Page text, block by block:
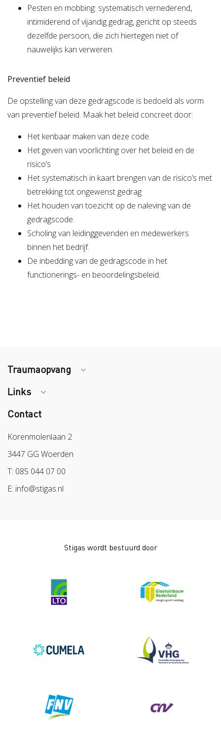
Pesten en mobbing: systematisch vernederend,
intimiderend of vijandig gedrag, gericht op steeds
dezelfde persoon, die zich hiertegen niet of
nauwelijks kan verweren.
Preventief beleid
De opstelling van deze gedragscode is bedoeld als vorm
van preventief beleid. Maak het beleid concreet door:
Het kenbaar maken van deze code.
Het geven van voorlichting over het beleid en de
risico’s
Het systematisch in kaart brengen van de risico’s met
betrekking tot ongewenst gedrag
Het houden van toezicht op de naleving van de
gedragscode.
Scholing van leidinggevenden en medewerkers
binnen het bedrijf.
De inbedding van de gedragscode in het
functionerings- en beoordelingsbeleid.
Traumaopvang
Tips arbocatalogus?
Links
Colland
Sazas
BPL
Arbeidsmarkt
Contact
Korenmolenlaan 2
3447 GG Woerden
T: 085 044 07 00
E: info@stigas.nl
Stigas wordt bestuurd door